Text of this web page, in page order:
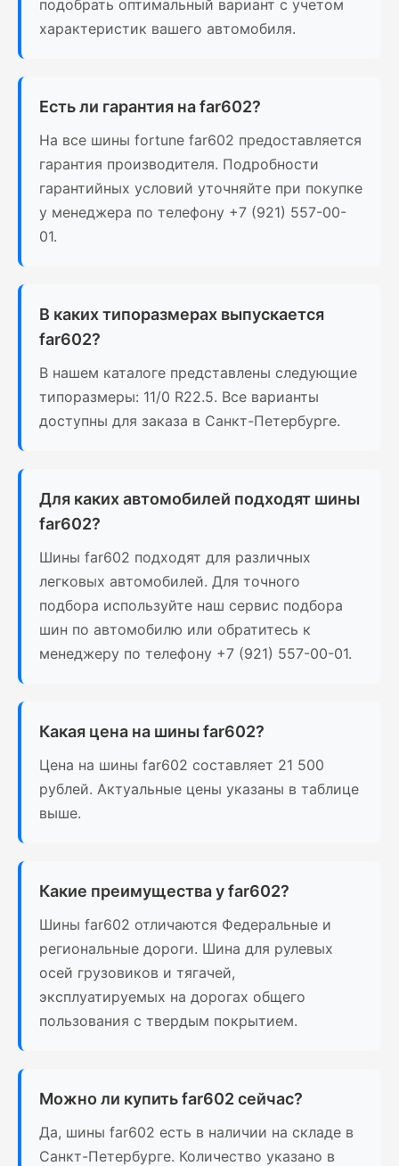
подобрать оптимальный вариант с учетом
характеристик вашего автомобиля.
Есть ли гарантия на far602?
На все шины fortune far602 предоставляется
гарантия производителя. Подробности
гарантийных условий уточняйте при покупке
у менеджера по телефону +7 (921) 557-00-
01.
В каких типоразмерах выпускается
far602?
В нашем каталоге представлены следующие
типоразмеры: 11/0 R22.5. Все варианты
доступны для заказа в Санкт-Петербурге.
Для каких автомобилей подходят шины
far602?
Шины far602 подходят для различных
легковых автомобилей. Для точного
подбора используйте наш сервис подбора
шин по автомобилю или обратитесь к
менеджеру по телефону +7 (921) 557-00-01.
Какая цена на шины far602?
Цена на шины far602 составляет 21 500
рублей. Актуальные цены указаны в таблице
выше.
Какие преимущества у far602?
Шины far602 отличаются Федеральные и
региональные дороги. Шина для рулевых
осей грузовиков и тягачей,
эксплуатируемых на дорогах общего
пользования с твердым покрытием.
Можно ли купить far602 сейчас?
Да, шины far602 есть в наличии на складе в
Санкт-Петербурге. Количество указано в